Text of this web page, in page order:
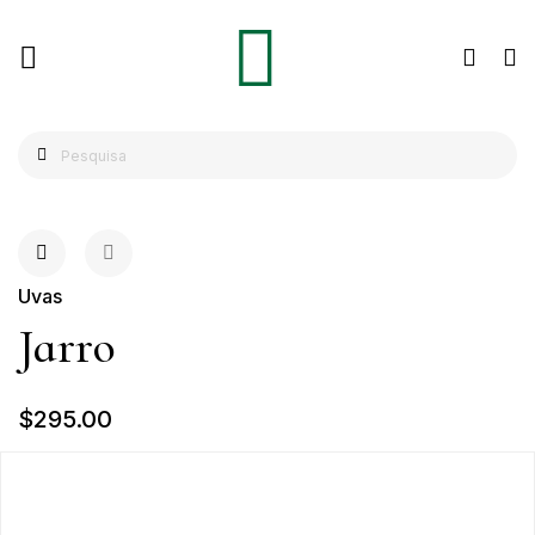
Uvas
Jarro
$295.00